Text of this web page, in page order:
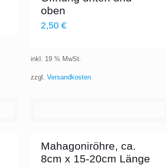
oben
2,50 €
inkl. 19 % MwSt.
zzgl. Versandkosten
Mahagoniröhre, ca.
8cm x 15-20cm Länge